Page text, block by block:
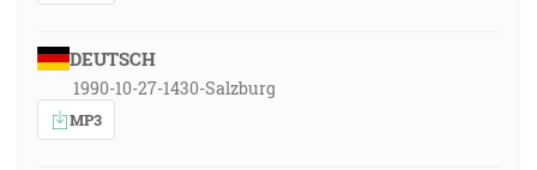
DEUTSCH
1990-10-27-1430-Salzburg
MP3